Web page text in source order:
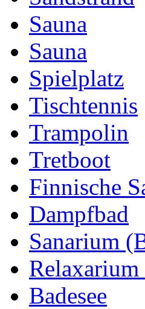
Sauna
Sauna
Spielplatz
Tischtennis
Trampolin
Tretboot
Finnische
Dampfbad
Sanarium
Badesee